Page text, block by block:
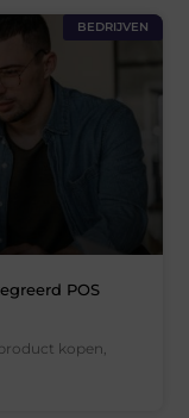
BEDRIJVEN
POS
kopen,